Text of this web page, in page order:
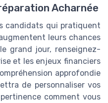
Acharnée
candidats qui pratiquent
leurs chances
grand jour, renseignez-
et les enjeux financiers
approfondie
de personnaliser vos
comment vous